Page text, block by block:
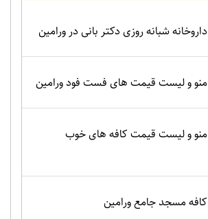
داروخانه شبانه روزی دکتر بانی در ورامین
منو و لیست قیمت های فست فود ورامین
منو و لیست قیمت کافه های خوب
کافه مسجد جامع ورامین